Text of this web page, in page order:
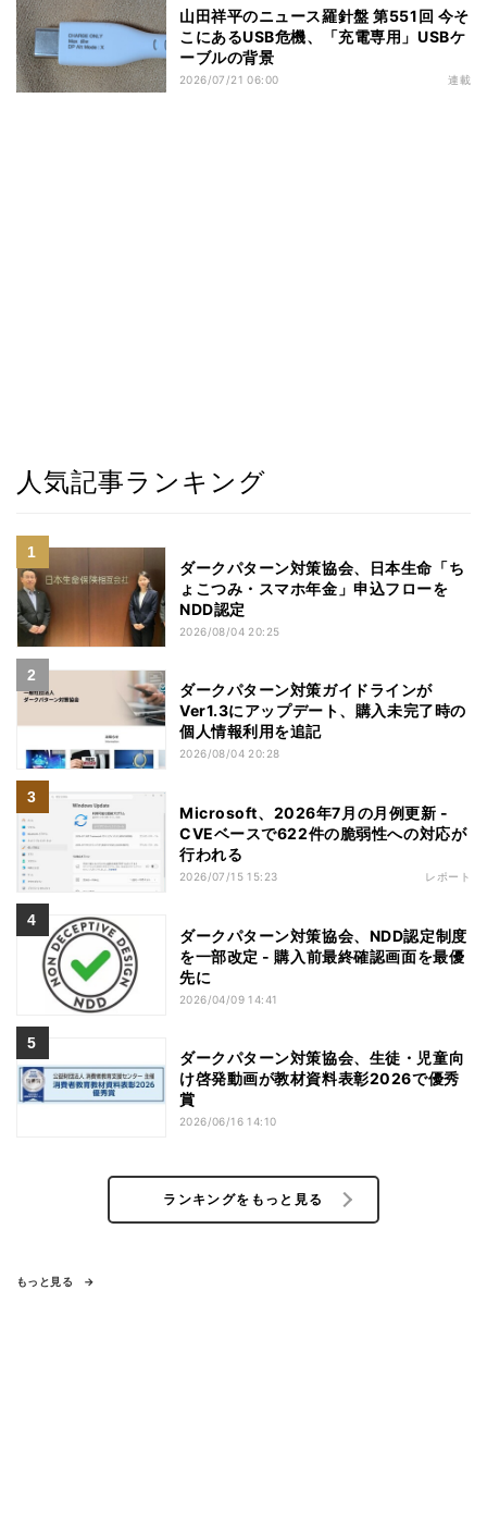
山田祥平のニュース羅針盤 第551回 今そ
こにあるUSB危機、「充電専用」USBケ
ーブルの背景
2026/07/21 06:00 連載
人気記事ランキング
ダークパターン対策協会、日本生命「ち
ょこつみ・スマホ年金」申込フローを
NDD認定
2026/08/04 20:25
ダークパターン対策ガイドラインが
Ver1.3にアップデート、購入未完了時の
個人情報利用を追記
2026/08/04 20:28
Microsoft、2026年7月の月例更新 -
CVEベースで622件の脆弱性への対応が
行われる
2026/07/15 15:23 レポート
ダークパターン対策協会、NDD認定制度
を一部改定 - 購入前最終確認画面を最優
先に
2026/04/09 14:41
ダークパターン対策協会、生徒・児童向
け啓発動画が教材資料表彰2026で優秀
賞
2026/06/16 14:10
ランキングをもっと見る
もっと見る